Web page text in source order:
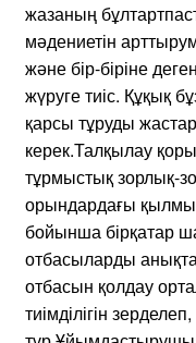
жазаның
мәдениетін
және бір-біріне
жүруге тиіс. Құқық
қарсы тұруды
керек.Талқылау
тұрмыстық зорлық-
орындардағы
бойынша бірқатар
отбасыларды
отбасын қолдау
тиімділігін